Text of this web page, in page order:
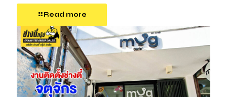
Read more